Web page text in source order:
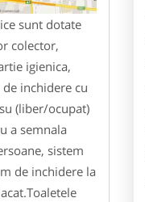
sunt dotate
colector,
igienica,
inchidere cu
(liber/ocupat)
a semnala
sistem
de inchidere la